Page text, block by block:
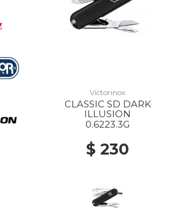
Victorinox
CLASSIC SD DARK
ILLUSION
0.6223.3G
$ 230